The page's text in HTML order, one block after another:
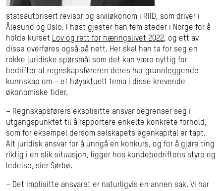
statsautorisert revisor og siviløkonom i RIID, som driver i
Ålesund og Oslo. I høst gjester han fem steder i Norge for å
holde kurset Lov og rett for næringslivet 2022, og ett av
disse overføres også på nett. Her skal han ta for seg en
rekke juridiske spørsmål som det kan være nyttig for
bedrifter at regnskapsføreren deres har grunnleggende
kunnskap om – et høyaktuelt tema i disse krevende
økonomiske tider.
– Regnskapsførers eksplisitte ansvar begrenser seg i
utgangspunktet til å rapportere enkelte konkrete forhold,
som for eksempel dersom selskapets egenkapital er tapt.
Alt juridisk ansvar for å unngå en konkurs, og for å gjøre ting
riktig i en slik situasjon, ligger hos kundebedriftens styre og
ledelse, sier Sørbø.
– Det implisitte ansvaret er naturligvis en annen sak. Vi har